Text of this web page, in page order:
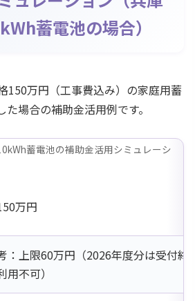
蓄電池の場合）
150万円（工事費込み）の家庭用蓄
場合の補助金活用例です。
蓄電池の補助金活用シミュレーシ
万円
：上限60万円（2026年度分は受付終
用不可）